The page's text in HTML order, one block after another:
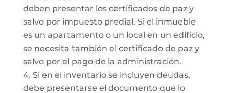
deben presentar los certificados de paz y
salvo por impuesto predial. Si el inmueble
es un apartamento o un local en un edificio,
se necesita también el certificado de paz y
salvo por el pago de la administración.
Si en el inventario se incluyen deudas,
debe presentarse el documento que lo